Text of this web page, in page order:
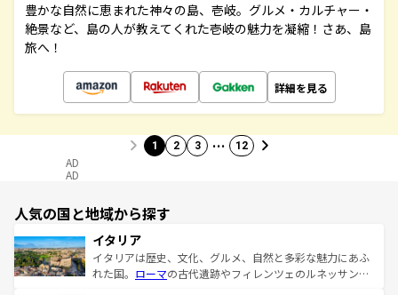
豊かな自然に恵まれた神々の島、壱岐。グルメ・カルチャー・
絶景など、島の人が教えてくれた壱岐の魅力を凝縮！さあ、島
旅へ！
詳細を見る
1 2 3 … 12
AD
AD
人気の国と地域から探す
イタリア
イタリアは歴史、文化、グルメ、自然と多彩な魅力にあふ
れた国。 ローマの古代遺跡やフィレンツェのルネッサンス